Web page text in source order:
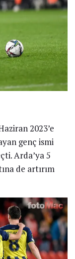
2023’e
genç ismi
Arda’ya 5
de artırım